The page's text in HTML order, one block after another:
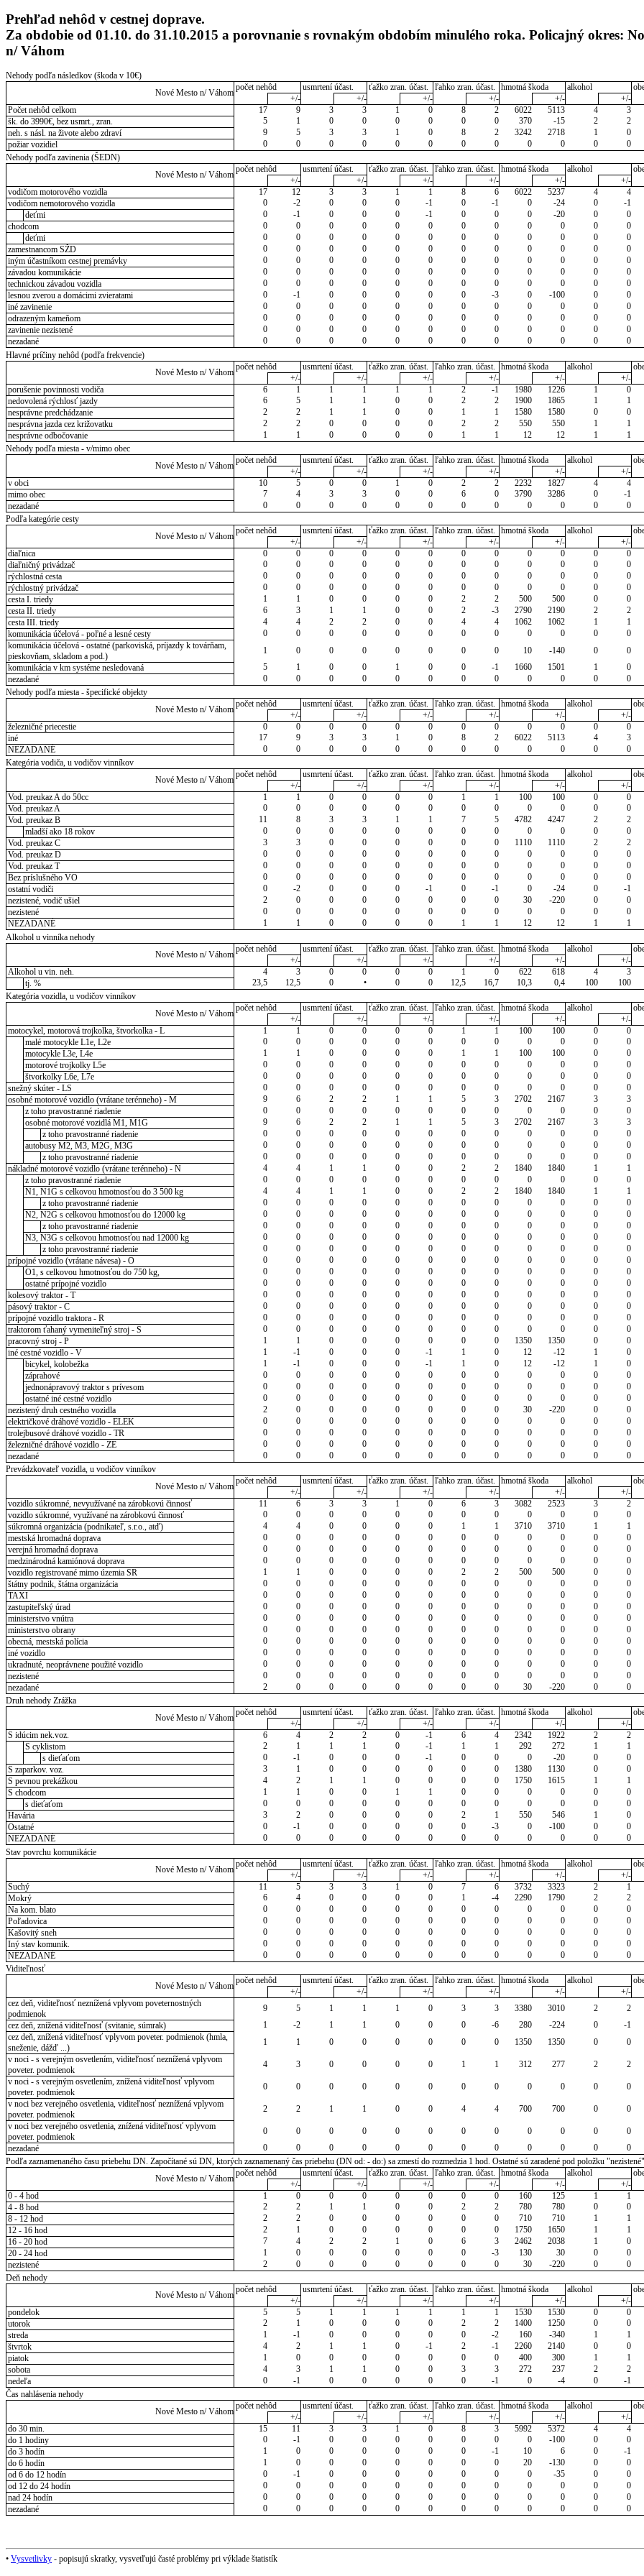
Prehľad nehôd v cestnej doprave.
Za obdobie od 01.10. do 31.10.2015 a porovnanie s rovnakým obdobím minulého roka. Policajný okres:
n/ Váhom
Nehody podľa následkov (škoda v 10€)
Nové Mesto n/ Váhom
počet nehôd usmrtení účast. ťažko zran. účast. ľahko zran. účast. hmotná škoda alkohol
+/-
+/- +/- +/- +/- +/-
Počet nehôd celkom
17 9 3 3 1 0 8 2 6022 5113 4 3
šk. do 3990€, bez usmrt., zran.
5 1 0 0 0 0 0 0 370 -15 2 2
neh. s násl. na živote alebo zdraví
9 5 3 3 1 0 8 2 3242 2718 1 0
požiar vozidiel
0 0 0 0 0 0 0 0 0 0 0 0
Nehody podľa zavinenia (ŠEDN)
Nové Mesto n/ Váhom
počet nehôd usmrtení účast. ťažko zran. účast. ľahko zran. účast. hmotná škoda alkohol
+/-
+/- +/- +/- +/- +/-
vodičom motorového vozidla
17 12 3 3 1 1 8 6 6022 5237 4 4
vodičom nemotorového vozidla
0 -2 0 0 0 -1 0 -1 0 -24 0 -1
deťmi
0 -1 0 0 0 -1 0 0 0 -20 0 0
chodcom
0 0 0 0 0 0 0 0 0 0 0 0
deťmi
0 0 0 0 0 0 0 0 0 0 0 0
zamestnancom SŽD
0 0 0 0 0 0 0 0 0 0 0 0
iným účastníkom cestnej premávky
0 0 0 0 0 0 0 0 0 0 0 0
závadou komunikácie
0 0 0 0 0 0 0 0 0 0 0 0
technickou závadou vozidla
0 0 0 0 0 0 0 0 0 0 0 0
lesnou zverou a domácimi zvieratami
0 -1 0 0 0 0 0 -3 0 -100 0 0
iné zavinenie
0 0 0 0 0 0 0 0 0 0 0 0
odrazeným kameňom
0 0 0 0 0 0 0 0 0 0 0 0
zavinenie nezistené
0 0 0 0 0 0 0 0 0 0 0 0
nezadané
0 0 0 0 0 0 0 0 0 0 0 0
Hlavné príčiny nehôd (podľa frekvencie)
Nové Mesto n/ Váhom
počet nehôd usmrtení účast. ťažko zran. účast. ľahko zran. účast. hmotná škoda alkohol
+/-
+/- +/- +/- +/- +/-
porušenie povinnosti vodiča
6 1 1 1 1 1 2 -1 1980 1226 1 0
nedovolená rýchlosť jazdy
6 5 1 1 0 0 2 2 1900 1865 1 1
nesprávne predchádzanie
2 2 1 1 0 0 1 1 1580 1580 0 0
nesprávna jazda cez križovatku
2 2 0 0 0 0 2 2 550 550 1 1
nesprávne odbočovanie
1 1 0 0 0 0 1 1 12 12 1 1
Nehody podľa miesta - v/mimo obec
Nové Mesto n/ Váhom
počet nehôd usmrtení účast. ťažko zran. účast. ľahko zran. účast. hmotná škoda alkohol
+/-
+/- +/- +/- +/- +/-
v obci
10 5 0 0 1 0 2 2 2232 1827 4 4
mimo obec
7 4 3 3 0 0 6 0 3790 3286 0 -1
nezadané
0 0 0 0 0 0 0 0 0 0 0 0
Podľa kategórie cesty
Nové Mesto n/ Váhom
počet nehôd usmrtení účast. ťažko zran. účast. ľahko zran. účast. hmotná škoda alkohol
+/-
+/- +/- +/- +/- +/-
diaľnica
0 0 0 0 0 0 0 0 0 0 0 0
diaľničný privádzač
0 0 0 0 0 0 0 0 0 0 0 0
rýchlostná cesta
0 0 0 0 0 0 0 0 0 0 0 0
rýchlostný privádzač
0 0 0 0 0 0 0 0 0 0 0 0
cesta I. triedy
1 1 0 0 0 0 2 2 500 500 0 0
cesta II. triedy
6 3 1 1 0 0 2 -3 2790 2190 2 2
cesta III. triedy
4 4 2 2 0 0 4 4 1062 1062 1 1
komunikácia účelová - poľné a lesné cesty
0 0 0 0 0 0 0 0 0 0 0 0
komunikácia účelová - ostatné (parkoviská, príjazdy k továrňam,
pieskovňam, skladom a pod.)
1 0 0 0 0 0 0 0 10 -140 0 0
komunikácia v km systéme nesledovaná
5 1 0 0 1 0 0 -1 1660 1501 1 0
nezadané
0 0 0 0 0 0 0 0 0 0 0 0
Nehody podľa miesta - špecifické objekty
Nové Mesto n/ Váhom
počet nehôd usmrtení účast. ťažko zran. účast. ľahko zran. účast. hmotná škoda alkohol
+/-
+/- +/- +/- +/- +/-
železničné priecestie
0 0 0 0 0 0 0 0 0 0 0 0
iné
17 9 3 3 1 0 8 2 6022 5113 4 3
NEZADANÉ
0 0 0 0 0 0 0 0 0 0 0 0
Kategória vodiča, u vodičov vinníkov
Nové Mesto n/ Váhom
počet nehôd usmrtení účast. ťažko zran. účast. ľahko zran. účast. hmotná škoda alkohol
+/-
+/- +/- +/- +/- +/-
Vod. preukaz A do 50cc
1 1 0 0 0 0 1 1 100 100 0 0
Vod. preukaz A
0 0 0 0 0 0 0 0 0 0 0 0
Vod. preukaz B
11 8 3 3 1 1 7 5 4782 4247 2 2
mladší ako 18 rokov
0 0 0 0 0 0 0 0 0 0 0 0
Vod. preukaz C
3 3 0 0 0 0 0 0 1110 1110 2 2
Vod. preukaz D
0 0 0 0 0 0 0 0 0 0 0 0
Vod. preukaz T
0 0 0 0 0 0 0 0 0 0 0 0
Bez príslušného VO
0 0 0 0 0 0 0 0 0 0 0 0
ostatní vodiči
0 -2 0 0 0 -1 0 -1 0 -24 0 -1
nezistené, vodič ušiel
2 0 0 0 0 0 0 0 30 -220 0 0
nezistené
0 0 0 0 0 0 0 0 0 0 0 0
NEZADANÉ
1 1 0 0 0 0 1 1 12 12 1 1
Alkohol u vinníka nehody
Nové Mesto n/ Váhom
počet nehôd usmrtení účast. ťažko zran. účast. ľahko zran. účast. hmotná škoda alkohol
+/-
+/- +/- +/- +/- +/-
Alkohol u vin. neh.
4 3 0 0 0 0 1 0 622 618 4 3
tj. %
23,5 12,5 0 • 0 0 12,5 16,7 10,3 0,4 100 100
Kategória vozidla, u vodičov vinníkov
Nové Mesto n/ Váhom
počet nehôd usmrtení účast. ťažko zran. účast. ľahko zran. účast. hmotná škoda alkohol
+/-
+/- +/- +/- +/- +/-
motocykel, motorová trojkolka, štvorkolka - L
1 1 0 0 0 0 1 1 100 100 0 0
malé motocykle L1e, L2e
0 0 0 0 0 0 0 0 0 0 0 0
motocykle L3e, L4e
1 1 0 0 0 0 1 1 100 100 0 0
motorové trojkolky L5e
0 0 0 0 0 0 0 0 0 0 0 0
štvorkolky L6e, L7e
0 0 0 0 0 0 0 0 0 0 0 0
snežný skúter - LS
0 0 0 0 0 0 0 0 0 0 0 0
osobné motorové vozidlo (vrátane terénneho) - M
9 6 2 2 1 1 5 3 2702 2167 3 3
z toho pravostranné riadenie
0 0 0 0 0 0 0 0 0 0 0 0
osobné motorové vozidlá M1, M1G
9 6 2 2 1 1 5 3 2702 2167 3 3
z toho pravostranné riadenie
0 0 0 0 0 0 0 0 0 0 0 0
autobusy M2, M3, M2G, M3G
0 0 0 0 0 0 0 0 0 0 0 0
z toho pravostranné riadenie
0 0 0 0 0 0 0 0 0 0 0 0
nákladné motorové vozidlo (vrátane terénneho) - N
4 4 1 1 0 0 2 2 1840 1840 1 1
z toho pravostranné riadenie
0 0 0 0 0 0 0 0 0 0 0 0
N1, N1G s celkovou hmotnosťou do 3 500 kg
4 4 1 1 0 0 2 2 1840 1840 1 1
z toho pravostranné riadenie
0 0 0 0 0 0 0 0 0 0 0 0
N2, N2G s celkovou hmotnosťou do 12000 kg
0 0 0 0 0 0 0 0 0 0 0 0
z toho pravostranné riadenie
0 0 0 0 0 0 0 0 0 0 0 0
N3, N3G s celkovou hmotnosťou nad 12000 kg
0 0 0 0 0 0 0 0 0 0 0 0
z toho pravostranné riadenie
0 0 0 0 0 0 0 0 0 0 0 0
prípojné vozidlo (vrátane návesa) - O
0 0 0 0 0 0 0 0 0 0 0 0
O1, s celkovou hmotnosťou do 750 kg,
0 0 0 0 0 0 0 0 0 0 0 0
ostatné prípojné vozidlo
0 0 0 0 0 0 0 0 0 0 0 0
kolesový traktor - T
0 0 0 0 0 0 0 0 0 0 0 0
pásový traktor - C
0 0 0 0 0 0 0 0 0 0 0 0
prípojné vozidlo traktora - R
0 0 0 0 0 0 0 0 0 0 0 0
traktorom ťahaný vymeniteľný stroj - S
0 0 0 0 0 0 0 0 0 0 0 0
pracovný stroj - P
1 1 0 0 0 0 0 0 1350 1350 0 0
iné cestné vozidlo - V
1 -1 0 0 0 -1 1 0 12 -12 1 0
bicykel, kolobežka
1 -1 0 0 0 -1 1 0 12 -12 1 0
záprahové
0 0 0 0 0 0 0 0 0 0 0 0
jednonápravový traktor s prívesom
0 0 0 0 0 0 0 0 0 0 0 0
ostatné iné cestné vozidlo
0 0 0 0 0 0 0 0 0 0 0 0
nezistený druh cestného vozidla
2 0 0 0 0 0 0 0 30 -220 0 0
električkové dráhové vozidlo - ELEK
0 0 0 0 0 0 0 0 0 0 0 0
trolejbusové dráhové vozidlo - TR
0 0 0 0 0 0 0 0 0 0 0 0
železničné dráhové vozidlo - ZE
0 0 0 0 0 0 0 0 0 0 0 0
nezadané
0 0 0 0 0 0 0 0 0 0 0 0
Prevádzkovateľ vozidla, u vodičov vinníkov
Nové Mesto n/ Váhom
počet nehôd usmrtení účast. ťažko zran. účast. ľahko zran. účast. hmotná škoda alkohol
+/-
+/- +/- +/- +/- +/-
vozidlo súkromné, nevyužívané na zárobkovú činnosť
11 6 3 3 1 0 6 3 3082 2523 3 2
vozidlo súkromné, využívané na zárobkovú činnosť
0 0 0 0 0 0 0 0 0 0 0 0
súkromná organizácia (podnikateľ, s.r.o., atď)
4 4 0 0 0 0 1 1 3710 3710 1 1
mestská hromadná doprava
0 0 0 0 0 0 0 0 0 0 0 0
verejná hromadná doprava
0 0 0 0 0 0 0 0 0 0 0 0
medzinárodná kamiónová doprava
0 0 0 0 0 0 0 0 0 0 0 0
vozidlo registrované mimo územia SR
1 1 0 0 0 0 2 2 500 500 0 0
štátny podnik, štátna organizácia
0 0 0 0 0 0 0 0 0 0 0 0
TAXI
0 0 0 0 0 0 0 0 0 0 0 0
zastupiteľský úrad
0 0 0 0 0 0 0 0 0 0 0 0
ministerstvo vnútra
0 0 0 0 0 0 0 0 0 0 0 0
ministerstvo obrany
0 0 0 0 0 0 0 0 0 0 0 0
obecná, mestská polícia
0 0 0 0 0 0 0 0 0 0 0 0
iné vozidlo
0 0 0 0 0 0 0 0 0 0 0 0
ukradnuté, neoprávnene použité vozidlo
0 0 0 0 0 0 0 0 0 0 0 0
nezistené
0 0 0 0 0 0 0 0 0 0 0 0
nezadané
2 0 0 0 0 0 0 0 30 -220 0 0
Druh nehody Zrážka
Nové Mesto n/ Váhom
počet nehôd usmrtení účast. ťažko zran. účast. ľahko zran. účast. hmotná škoda alkohol
+/-
+/- +/- +/- +/- +/-
S idúcim nek.voz.
6 4 2 2 0 -1 6 4 2342 1922 2 2
S cyklistom
2 1 1 1 0 -1 1 1 292 272 1 1
s dieťaťom
0 -1 0 0 0 -1 0 0 0 -20 0 0
S zaparkov. voz.
3 1 0 0 0 0 0 0 1380 1130 0 0
S pevnou prekážkou
4 2 1 1 0 0 0 0 1750 1615 1 1
S chodcom
1 1 0 0 1 1 0 0 0 0 0 0
s dieťaťom
0 0 0 0 0 0 0 0 0 0 0 0
Havária
3 2 0 0 0 0 2 1 550 546 1 0
Ostatné
0 -1 0 0 0 0 0 -3 0 -100 0 0
NEZADANÉ
0 0 0 0 0 0 0 0 0 0 0 0
Stav povrchu komunikácie
Nové Mesto n/ Váhom
počet nehôd usmrtení účast. ťažko zran. účast. ľahko zran. účast. hmotná škoda alkohol
+/-
+/- +/- +/- +/- +/-
Suchý
11 5 3 3 1 0 7 6 3732 3323 2 1
Mokrý
6 4 0 0 0 0 1 -4 2290 1790 2 2
Na kom. blato
0 0 0 0 0 0 0 0 0 0 0 0
Poľadovica
0 0 0 0 0 0 0 0 0 0 0 0
Kašovitý sneh
0 0 0 0 0 0 0 0 0 0 0 0
Iný stav komunik.
0 0 0 0 0 0 0 0 0 0 0 0
NEZADANÉ
0 0 0 0 0 0 0 0 0 0 0 0
Viditeľnosť
Nové Mesto n/ Váhom
počet nehôd usmrtení účast. ťažko zran. účast. ľahko zran. účast. hmotná škoda alkohol
+/-
+/- +/- +/- +/- +/-
cez deň, viditeľnosť neznížená vplyvom poveternostných
podmienok
9 5 1 1 1 0 3 3 3380 3010 2 2
cez deň, znížená viditeľnosť (svitanie, súmrak)
1 -2 1 1 0 0 0 -6 280 -224 0 -1
cez deň, znížená viditeľnosť vplyvom poveter. podmienok (hmla,
sneženie, dážď ...)
1 1 0 0 0 0 0 0 1350 1350 0 0
v noci - s verejným osvetlením, viditeľnosť neznížená vplyvom
poveter. podmienok
4 3 0 0 0 0 1 1 312 277 2 2
v noci - s verejným osvetlením, znížená viditeľnosť vplyvom
poveter. podmienok
0 0 0 0 0 0 0 0 0 0 0 0
v noci bez verejného osvetlenia, viditeľnosť neznížená vplyvom
poveter. podmienok
2 2 1 1 0 0 4 4 700 700 0 0
v noci bez verejného osvetlenia, znížená viditeľnosť vplyvom
poveter. podmienok
0 0 0 0 0 0 0 0 0 0 0 0
nezadané
0 0 0 0 0 0 0 0 0 0 0 0
Podľa zaznamenaného času priebehu DN. Započítané sú DN, ktorých zaznamenaný čas priebehu (DN od: - do:) sa zmestí do rozmedzia 1 hod. Ostatné sú zaradené pod položku "nezistené"
Nové Mesto n/ Váhom
počet nehôd usmrtení účast. ťažko zran. účast. ľahko zran. účast. hmotná škoda alkohol
+/-
+/- +/- +/- +/- +/-
0 - 4 hod
1 0 0 0 0 0 0 0 160 125 1 1
4 - 8 hod
2 2 1 1 0 0 2 2 780 780 0 0
8 - 12 hod
2 2 0 0 0 0 0 0 710 710 1 1
12 - 16 hod
2 1 0 0 0 0 0 0 1750 1650 1 1
16 - 20 hod
7 4 2 2 1 0 6 3 2462 2038 1 0
20 - 24 hod
1 0 0 0 0 0 0 -3 130 30 0 0
nezistené
2 0 0 0 0 0 0 0 30 -220 0 0
Deň nehody
Nové Mesto n/ Váhom
počet nehôd usmrtení účast. ťažko zran. účast. ľahko zran. účast. hmotná škoda alkohol
+/-
+/- +/- +/- +/- +/-
pondelok
5 5 1 1 1 1 1 1 1530 1530 0 0
utorok
2 1 0 0 0 0 2 2 1400 1250 0 0
streda
1 -1 0 0 0 0 0 -2 160 -340 1 1
štvrtok
4 2 1 1 0 -1 2 -1 2260 2140 0 0
piatok
1 0 0 0 0 0 0 0 400 300 1 1
sobota
4 3 1 1 0 0 3 3 272 237 2 2
nedeľa
0 -1 0 0 0 0 0 -1 0 -4 0 -1
Čas nahlásenia nehody
Nové Mesto n/ Váhom
počet nehôd usmrtení účast. ťažko zran. účast. ľahko zran. účast. hmotná škoda alkohol
+/-
+/- +/- +/- +/- +/-
do 30 min.
15 11 3 3 1 0 8 3 5992 5372 4 4
do 1 hodiny
0 -1 0 0 0 0 0 0 0 -100 0 0
do 3 hodín
1 0 0 0 0 0 0 -1 10 6 0 -1
do 6 hodín
1 0 0 0 0 0 0 0 20 -130 0 0
od 6 do 12 hodín
0 -1 0 0 0 0 0 0 0 -35 0 0
od 12 do 24 hodín
0 0 0 0 0 0 0 0 0 0 0 0
nad 24 hodín
0 0 0 0 0 0 0 0 0 0 0 0
nezadané
0 0 0 0 0 0 0 0 0 0 0 0
• Vysvetlivky - popisujú skratky, vysvetľujú časté problémy pri výklade štatistík